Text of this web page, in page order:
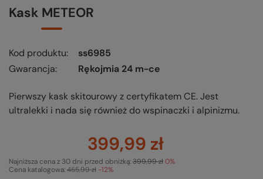
Kask METEOR
Kod produktu
ss6985
Gwarancja
Rękojmia 24 m-ce
Pierwszy kask skitourowy z certyfikatem CE. Jest
ultralekki i nada się również do wspinaczki i alpinizmu.
399,99 zł
Cena katalogowa:455,99 zł -12%
Najniższa cena z 30 dni przed obniżką:399,99 zł0%